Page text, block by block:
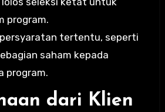
program.
tertentu, seperti
saham kepada
program.
dari Klien